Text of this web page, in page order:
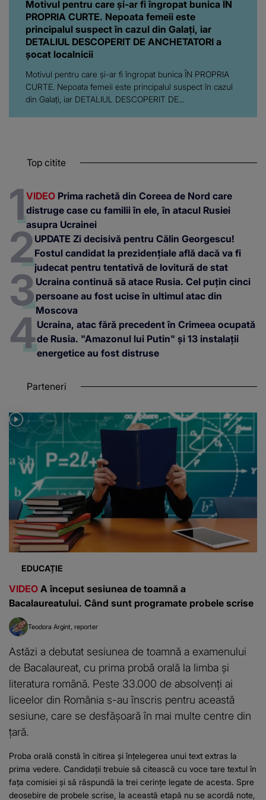
Motivul pentru care și-ar fi îngropat bunica ÎN
PROPRIA CURTE. Nepoata femeii este
principalul suspect în cazul din Galați, iar
DETALIUL DESCOPERIT DE ANCHETATORI a
șocat localnicii
Motivul pentru care și-ar fi îngropat bunica ÎN PROPRIA
CURTE. Nepoata femeii este principalul suspect în cazul
din Galați, iar DETALIUL DESCOPERIT DE...
Top citite
VIDEO Prima rachetă din Coreea de Nord care
distruge case cu familii în ele, în atacul Rusiei
asupra Ucrainei
UPDATE Zi decisivă pentru Călin Georgescu!
Fostul candidat la prezidențiale află dacă va fi
judecat pentru tentativă de lovitură de stat
Ucraina continuă să atace Rusia. Cel puțin cinci
persoane au fost ucise în ultimul atac din
Moscova
Ucraina, atac fără precedent în Crimeea ocupată
de Rusia. "Amazonul lui Putin" și 13 instalații
energetice au fost distruse
Parteneri
EDUCAȚIE
VIDEO A început sesiunea de toamnă a
Bacalaureatului. Când sunt programate probele scrise
Teodora Argint reporter
Astăzi a debutat sesiunea de toamnă a examenului
de Bacalaureat, cu prima probă orală la limba și
literatura română. Peste 33.000 de absolvenți ai
liceelor din România s-au înscris pentru această
sesiune, care se desfășoară în mai multe centre din
țară.
Proba orală constă în citirea și înțelegerea unui text extras la
prima vedere. Candidații trebuie să citească cu voce tare textul în
fața comisiei și să răspundă la trei cerințe legate de acesta. Spre
deosebire de probele scrise, la această etapă nu se acordă note,